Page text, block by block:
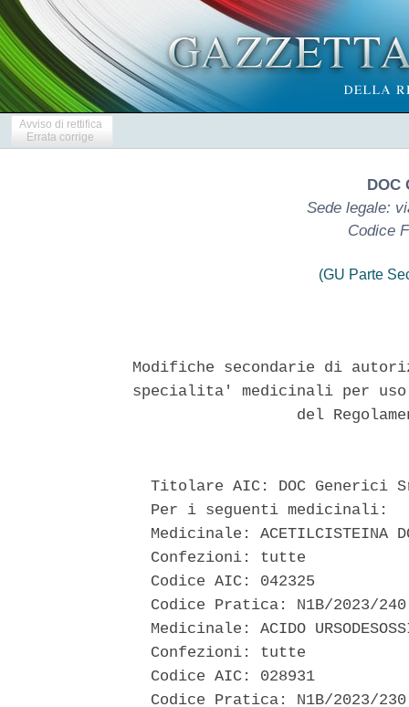
Avviso di rettifica
Errata corrige
DOC
Sede legale:
Codice
(GU Parte
Modifiche secondarie di
specialita' medicinali per
del
Titolare AIC: DOC Generici
  Per i seguenti medicinali:
Medicinale: ACETILCISTEINA
  Confezioni: tutte
  Codice AIC: 042325
Codice Pratica: N1B/2023/
Medicinale: ACIDO
  Confezioni: tutte
  Codice AIC: 028931
Codice Pratica: N1B/2023/